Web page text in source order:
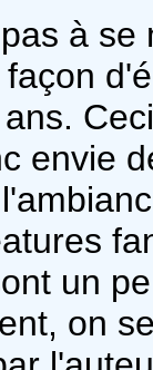
à
envie
un
on